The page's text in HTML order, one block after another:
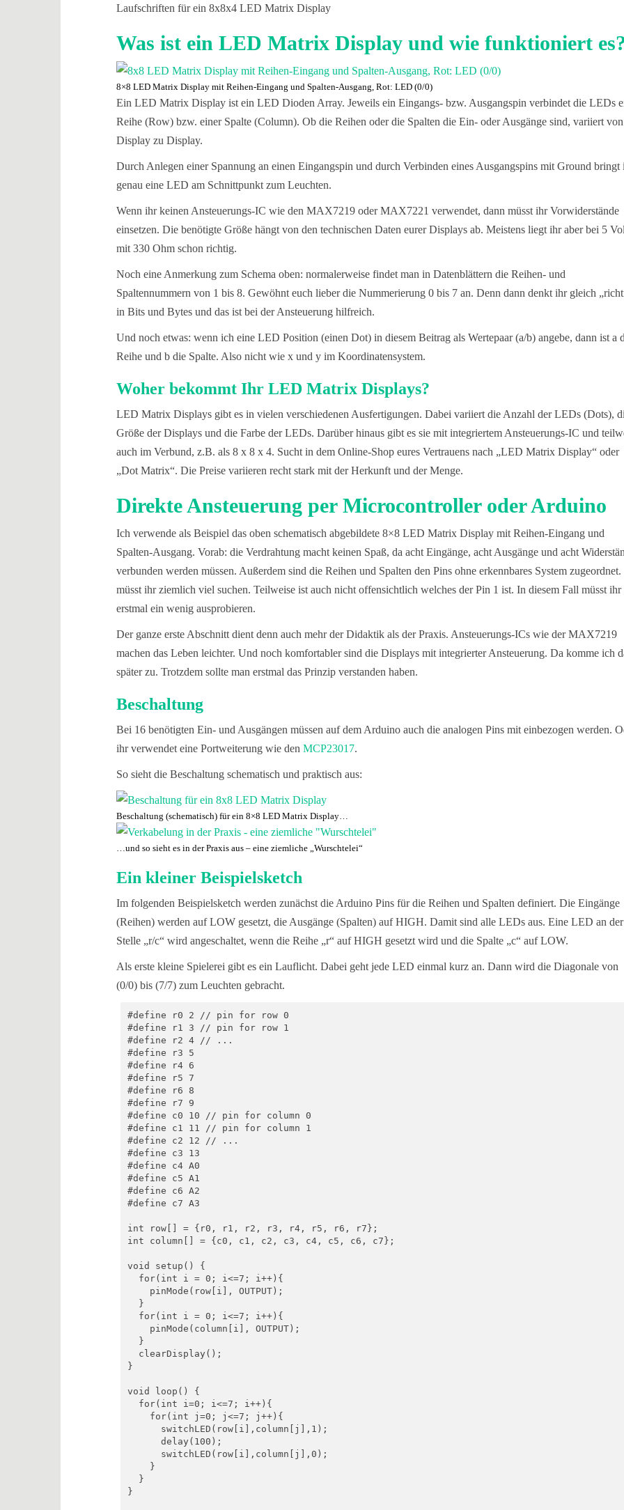
Laufschriften für ein 8x8x4 LED Matrix Display
Was ist ein LED Matrix Display und wie funktioniert
8×8 LED Matrix Display mit Reihen-Eingang und Spalten-Ausgang, Rot: LED (0/0)
Ein LED Matrix Display ist ein LED Dioden Array. Jeweils ein Eingangs- bzw. Ausgangspin verbindet die LEDs
Reihe (Row) bzw. einer Spalte (Column). Ob die Reihen oder die Spalten die Ein- oder Ausgänge sind, variiert von
Display zu Display.
Durch Anlegen einer Spannung an einen Eingangspin und durch Verbinden eines Ausgangspins mit Ground bringt
genau eine LED am Schnittpunkt zum Leuchten.
Wenn ihr keinen Ansteuerungs-IC wie den MAX7219 oder MAX7221 verwendet, dann müsst ihr Vorwiderstände
einsetzen. Die benötigte Größe hängt von den technischen Daten eurer Displays ab. Meistens liegt ihr aber bei 5
mit 330 Ohm schon richtig.
Noch eine Anmerkung zum Schema oben: normalerweise findet man in Datenblättern die Reihen- und
Spaltennummern von 1 bis 8. Gewöhnt euch lieber die Nummerierung 0 bis 7 an. Denn dann denkt ihr gleich
in Bits und Bytes und das ist bei der Ansteuerung hilfreich.
Und noch etwas: wenn ich eine LED Position (einen Dot) in diesem Beitrag als Wertepaar (a/b) angebe, dann ist a
Reihe und b die Spalte. Also nicht wie x und y im Koordinatensystem.
Woher bekommt Ihr LED Matrix Displays?
LED Matrix Displays gibt es in vielen verschiedenen Ausfertigungen. Dabei variiert die Anzahl der LEDs (Dots),
Größe der Displays und die Farbe der LEDs. Darüber hinaus gibt es sie mit integriertem Ansteuerungs-IC und
auch im Verbund, z.B. als 8 x 8 x 4. Sucht in dem Online-Shop eures Vertrauens nach „LED Matrix Display“ oder
„Dot Matrix“. Die Preise variieren recht stark mit der Herkunft und der Menge.
Direkte Ansteuerung per Microcontroller oder Arduino
Ich verwende als Beispiel das oben schematisch abgebildete 8×8 LED Matrix Display mit Reihen-Eingang und
Spalten-Ausgang. Vorab: die Verdrahtung macht keinen Spaß, da acht Eingänge, acht Ausgänge und acht
verbunden werden müssen. Außerdem sind die Reihen und Spalten den Pins ohne erkennbares System zugeordnet.
müsst ihr ziemlich viel suchen. Teilweise ist auch nicht offensichtlich welches der Pin 1 ist. In diesem Fall müsst ihr
erstmal ein wenig ausprobieren.
Der ganze erste Abschnitt dient denn auch mehr der Didaktik als der Praxis. Ansteuerungs-ICs wie der MAX7219
machen das Leben leichter. Und noch komfortabler sind die Displays mit integrierter Ansteuerung. Da komme ich
später zu. Trotzdem sollte man erstmal das Prinzip verstanden haben.
Beschaltung
Bei 16 benötigten Ein- und Ausgängen müssen auf dem Arduino auch die analogen Pins mit einbezogen werden.
ihr verwendet eine Portweiterung wie den MCP23017.
So sieht die Beschaltung schematisch und praktisch aus:
Beschaltung (schematisch) für ein 8×8 LED Matrix Display…
…und so sieht es in der Praxis aus – eine ziemliche „Wurschtelei“
Ein kleiner Beispielsketch
Im folgenden Beispielsketch werden zunächst die Arduino Pins für die Reihen und Spalten definiert. Die Eingänge
(Reihen) werden auf LOW gesetzt, die Ausgänge (Spalten) auf HIGH. Damit sind alle LEDs aus. Eine LED an der
Stelle „r/c“ wird angeschaltet, wenn die Reihe „r“ auf HIGH gesetzt wird und die Spalte „c“ auf LOW.
Als erste kleine Spielerei gibt es ein Lauflicht. Dabei geht jede LED einmal kurz an. Dann wird die Diagonale von
(0/0) bis (7/7) zum Leuchten gebracht.
#define r0 2 // pin for row 0
#define r1 3 // pin for row 1
#define r2 4 // ...
#define r3 5
#define r4 6
#define r5 7
#define r6 8
#define r7 9
#define c0 10 // pin for column 0
#define c1 11 // pin for column 1
#define c2 12 // ...
#define c3 13
#define c4 A0
#define c5 A1
#define c6 A2
#define c7 A3
int row[] = {r0, r1, r2, r3, r4, r5, r6, r7};
int column[] = {c0, c1, c2, c3, c4, c5, c6, c7};
void setup() {
  for(int i = 0; i<=7; i++){
    pinMode(row[i], OUTPUT);
  }
  for(int i = 0; i<=7; i++){
    pinMode(column[i], OUTPUT);
  }
  clearDisplay();
}
void loop() {
  for(int i=0; i<=7; i++){
    for(int j=0; j<=7; j++){
      switchLED(row[i],column[j],1);
      delay(100);
      switchLED(row[i],column[j],0);
    }
  }
}